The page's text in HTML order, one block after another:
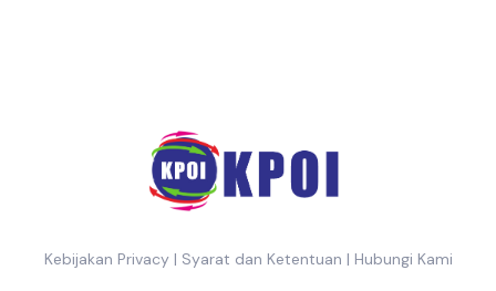
Kebijakan Privacy| Syarat dan Ketentuan | Hubungi Kami